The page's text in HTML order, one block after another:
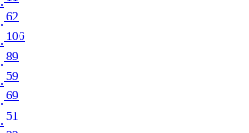
62
106
89
59
69
51